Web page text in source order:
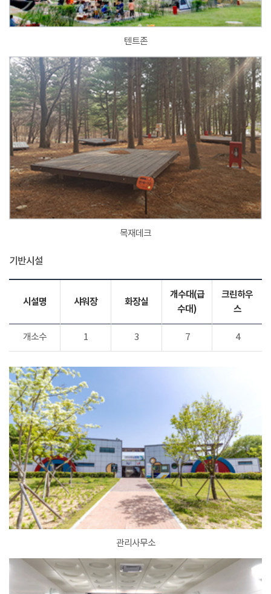
텐트존
목재데크
기반시설
시설명 샤워장 화장실
개수대(급
수대)
크린하우
스
개소수 1 3 7 4
관리사무소